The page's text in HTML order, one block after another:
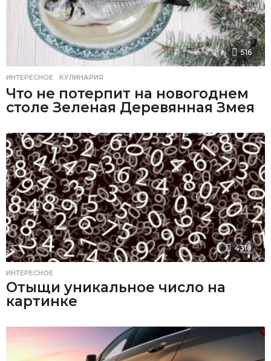
516
ИНТЕРЕСНОЕ ,КУЛИНАРИЯ
Что не потерпит на новогоднем
столе Зеленая Деревянная Змея
4318
ИНТЕРЕСНОЕ
Отыщи уникальное число на
картинке